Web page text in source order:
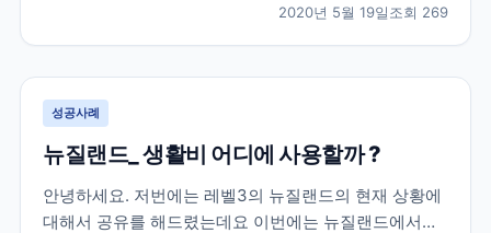
이번주에 level2로 변경이 되면서 드디어!!! 다음주부터
학교를 갈 수 있게 되었어요! 학교를...
2020년 5월 19일조회 269
성공사례
뉴질랜드_ 생활비 어디에 사용할까 ?
안녕하세요. 저번에는 레벨3의 뉴질랜드의 현재 상황에
대해서 공유를 해드렸는데요 이번에는 뉴질랜드에서의